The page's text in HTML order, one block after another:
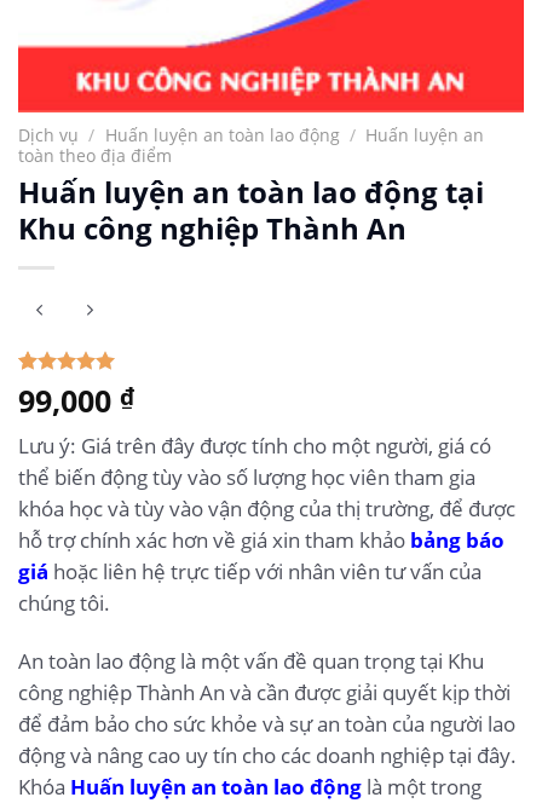
Dịch vụ / Huấn luyện an toàn lao động / Huấn luyện an
toàn theo địa điểm
Huấn luyện an toàn lao động tại
Khu công nghiệp Thành An
5.00 trên 5
dựa trên
1
99,000 ₫
Lưu ý: Giá trên đây được tính cho một người, giá có
thể biến động tùy vào số lượng học viên tham gia
khóa học và tùy vào vận động của thị trường, để được
hỗ trợ chính xác hơn về giá xin tham khảo bảng báo
giá hoặc liên hệ trực tiếp với nhân viên tư vấn của
chúng tôi.
An toàn lao động là một vấn đề quan trọng tại Khu
công nghiệp Thành An và cần được giải quyết kịp thời
để đảm bảo cho sức khỏe và sự an toàn của người lao
động và nâng cao uy tín cho các doanh nghiệp tại đây.
Khóa Huấn luyện an toàn lao động là một trong